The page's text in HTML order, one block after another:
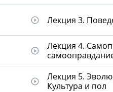
play_circle_outline Лекция 3.
play_circle_outline
Лекция 4.
play_circle_outline
Лекция 5.
Культура и пол